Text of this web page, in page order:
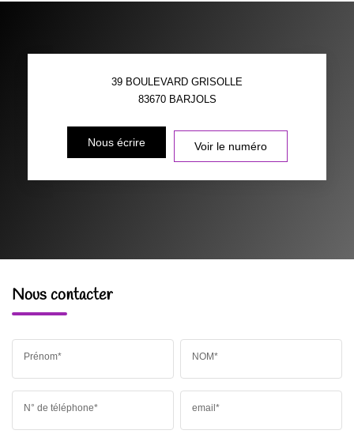
39 BOULEVARD GRISOLLE
83670 BARJOLS
Nous écrire Voir le numéro
Nous contacter
Prénom* NOM*
N° de téléphone* email*